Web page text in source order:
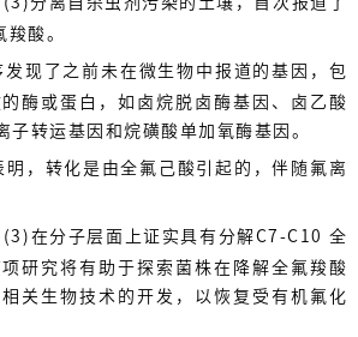
酸。
发现了之前未在微生物中报道的基因，包
酶或蛋白，如卤烷脱卤酶基因、卤乙酸
子转运基因和烷磺酸单加氧酶基因。
明，转化是由全氟己酸引起的，伴随氟离
在分子层面上证实具有分解C7-C10 全
研究将有助于探索菌株在降解全氟羧酸
关生物技术的开发，以恢复受有机氟化